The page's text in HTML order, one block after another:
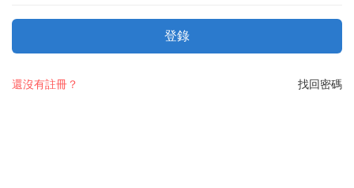
登錄
找回密碼
還沒有註冊？